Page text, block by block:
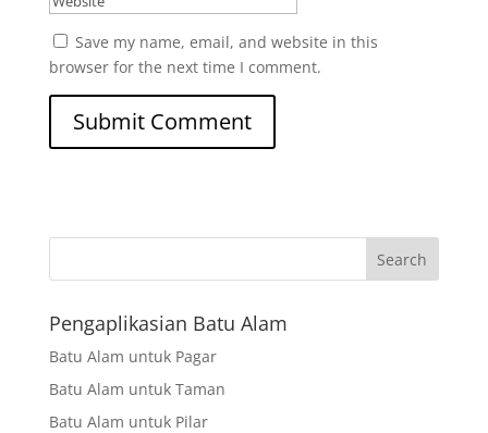
Save my name, email, and website in this
browser for the next time I comment.
Search
Pengaplikasian Batu Alam
Batu Alam untuk Pagar
Batu Alam untuk Taman
Batu Alam untuk Pilar